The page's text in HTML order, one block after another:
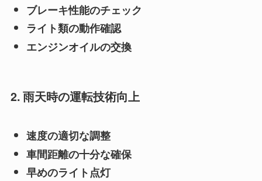
ブレーキ性能のチェック
ライト類の動作確認
エンジンオイルの交換
2. 雨天時の運転技術向上
速度の適切な調整
車間距離の十分な確保
早めのライト点灯